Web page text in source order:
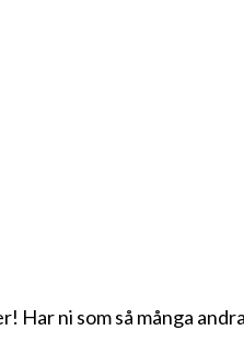
Har ni som så många